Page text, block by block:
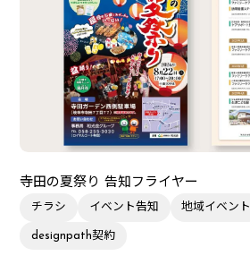
寺田の夏祭り 告知フライヤー
チラシ イベント告知 地域イベント
designpath契約